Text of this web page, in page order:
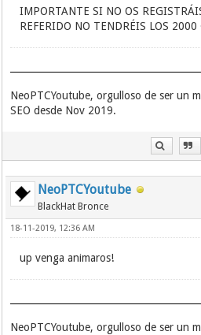
IMPORTANTE SI NO OS
REFERIDO NO TENDRÉIS LOS
NeoPTCYoutube, orgulloso de ser un
SEO desde Nov 2019.
NeoPTCYoutube
BlackHat Bronce
18-11-2019, 12:36 AM
up venga animaros!
NeoPTCYoutube, orgulloso de ser un